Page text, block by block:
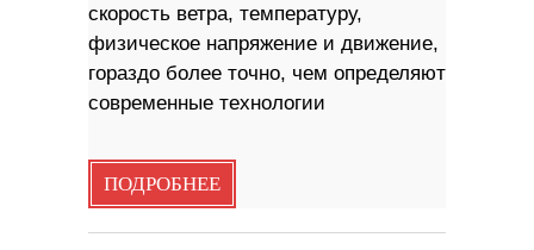
скорость ветра, температуру,
физическое напряжение и движение,
гораздо более точно, чем определяют
современные технологии
ПОДРОБНЕЕ